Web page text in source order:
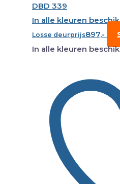
DBD 339
In alle kleuren
Losse deurprijs897,-
In alle kleuren